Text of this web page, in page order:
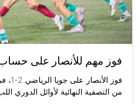
فوز مهم للأنصار على
فوز
من التصفية النهائية لأوائل الدوري